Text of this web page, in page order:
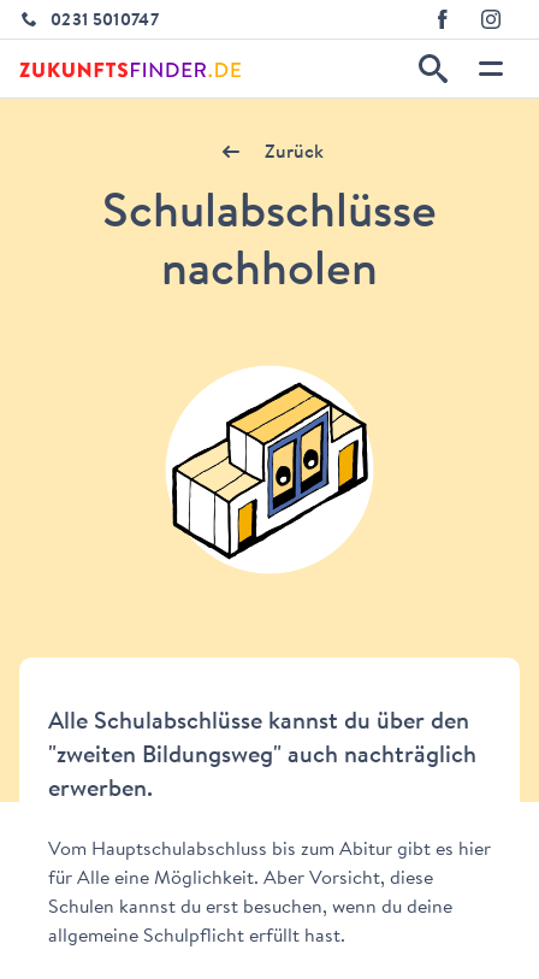
0231 5010747
Zurück
Schulabschlüsse
nachholen
Alle Schulabschlüsse kannst du über den
"zweiten Bildungsweg" auch nachträglich
erwerben.
Vom Hauptschulabschluss bis zum Abitur gibt es hier
für Alle eine Möglichkeit. Aber Vorsicht, diese
Schulen kannst du erst besuchen, wenn du deine
allgemeine Schulpflicht erfüllt hast.